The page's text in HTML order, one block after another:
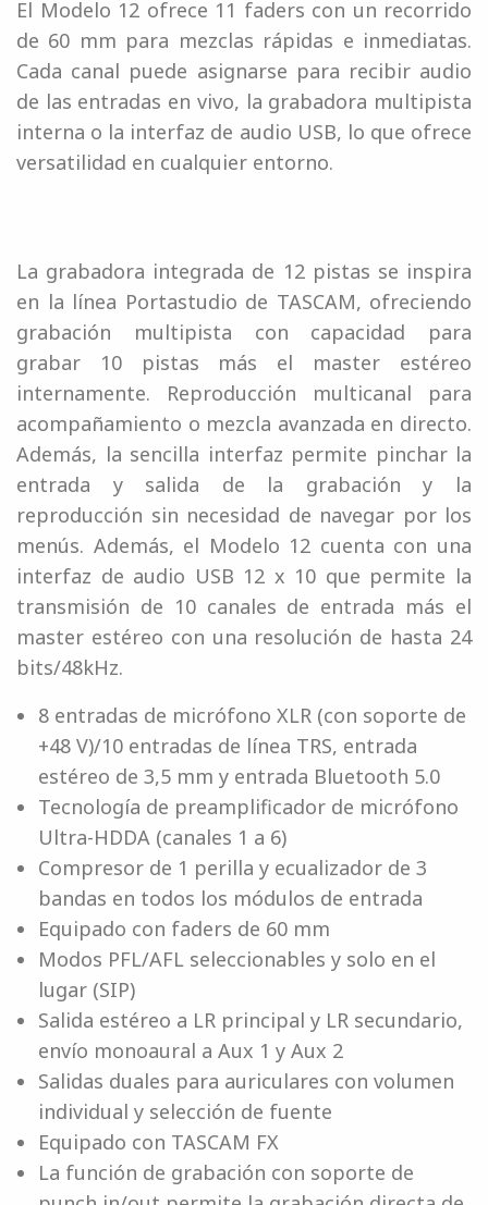
El Modelo 12 ofrece 11 faders con un recorrido
de 60 mm para mezclas rápidas e inmediatas.
Cada canal puede asignarse para recibir audio
de las entradas en vivo, la grabadora multipista
interna o la interfaz de audio USB, lo que ofrece
versatilidad en cualquier entorno.
La grabadora integrada de 12 pistas se inspira
en la línea Portastudio de TASCAM, ofreciendo
grabación multipista con capacidad para
grabar 10 pistas más el master estéreo
internamente. Reproducción multicanal para
acompañamiento o mezcla avanzada en directo.
Además, la sencilla interfaz permite pinchar la
entrada y salida de la grabación y la
reproducción sin necesidad de navegar por los
menús. Además, el Modelo 12 cuenta con una
interfaz de audio USB 12 x 10 que permite la
transmisión de 10 canales de entrada más el
master estéreo con una resolución de hasta 24
bits/48kHz.
8 entradas de micrófono XLR (con soporte de
+48 V)/10 entradas de línea TRS, entrada
estéreo de 3,5 mm y entrada Bluetooth 5.0
Tecnología de preamplificador de micrófono
Ultra-HDDA (canales 1 a 6)
Compresor de 1 perilla y ecualizador de 3
bandas en todos los módulos de entrada
Equipado con faders de 60 mm
Modos PFL/AFL seleccionables y solo en el
lugar (SIP)
Salida estéreo a LR principal y LR secundario,
envío monoaural a Aux 1 y Aux 2
Salidas duales para auriculares con volumen
individual y selección de fuente
Equipado con TASCAM FX
La función de grabación con soporte de